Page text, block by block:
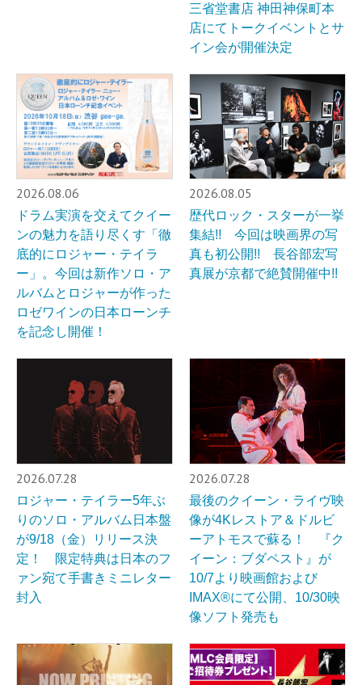
三省堂書店 神田神保町本
店にてトークイベントとサ
イン会が開催決定
2026.08.06
ドラム実演を交えてクイー
ンの魅力を語り尽くす「徹
底的にロジャー・テイラ
ー」。今回は新作ソロ・ア
ルバムとロジャーが作った
ロゼワインの日本ローンチ
を記念し開催！
2026.08.05
歴代ロック・スターが一挙
集結!! 今回は映画界の写
真も初公開!! 長谷部宏写
真展が京都で絶賛開催中!!
2026.07.28
ロジャー・テイラー5年ぶ
りのソロ・アルバム日本盤
が9/18（金）リリース決
定！ 限定特典は日本のフ
ァン宛て手書きミニレター
封入
2026.07.28
最後のクイーン・ライヴ映
像が4Kレストア＆ドルビ
ーアトモスで蘇る！ 『ク
イーン：ブダペスト』が
10/7より映画館および
IMAX®︎にて公開、10/30映
像ソフト発売も